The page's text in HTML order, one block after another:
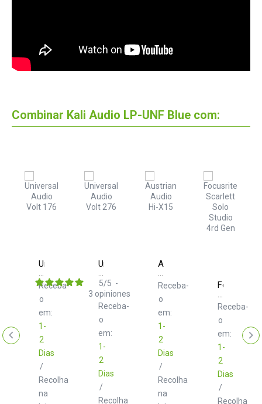
Combinar Kali Audio LP-UNF Blue com:
Universal
Audio
Volt
USB
Recording
Studio
Receba-
o
em:
1-
2
Dias
/
Recolha
na
Universal
Audio
Volt
276
USB
Recording
Studio
Receba-
o
em:
1-
2
Dias
/
Recolha
5/5 -
3 opiniones
Austrian
Audio
Hi-
Receba-
o
em:
1-
2
Dias
/
Recolha
na
Focusrite
Scarlett
Solo
4th
Gen
Receba-
o
em:
1-
2
Dias
/
Recolha